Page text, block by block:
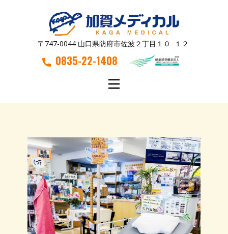
〒747-0044 山口県防府市佐波２丁目１０−１２
0835-22-1408